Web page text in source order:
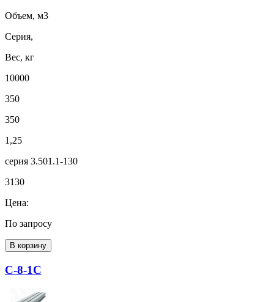
Объем, м3
Серия,
Вес, кг
10000
350
350
1,25
серия 3.501.1-130
3130
Цена:
По запросу
В корзину
С-8-1С